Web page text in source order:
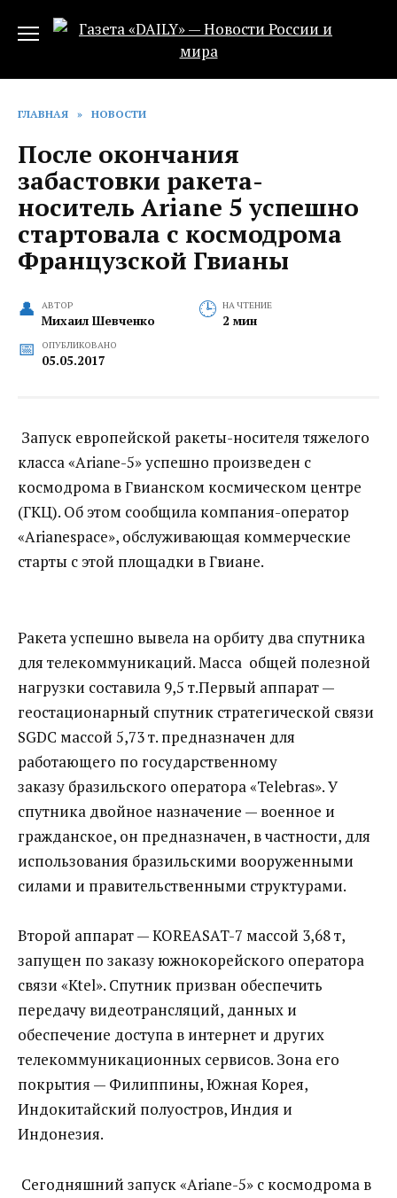
ГЛАВНАЯ » НОВОСТИ
После окончания
забастовки ракета-
носитель Ariane 5 успешно
стартовала с космодрома
Французской Гвианы
АВТОР
Михаил Шевченко
НА ЧТЕНИЕ
2 мин
ОПУБЛИКОВАНО
05.05.2017
Запуск европейской ракеты-носителя тяжелого
класса «Ariane-5» успешно произведен с
космодрома в Гвианском космическом центре
(ГКЦ). Об этом сообщила компания-оператор
«Arianespace», обслуживающая коммерческие
старты с этой площадки в Гвиане.
Ракета успешно вывела на орбиту два спутника
для телекоммуникаций. Масса общей полезной
нагрузки составила 9,5 т.Первый аппарат —
геостационарный спутник стратегической связи
SGDC массой 5,73 т. предназначен для
работающего по государственному
заказу бразильского оператора «Telebras». У
спутника двойное назначение — военное и
гражданское, он предназначен, в частности, для
использования бразильскими вооруженными
силами и правительственными структурами.
Второй аппарат — KOREASAT-7 массой 3,68 т,
запущен по заказу южнокорейского оператора
связи «Ktel». Спутник призван обеспечить
передачу видеотрансляций, данных и
обеспечение доступа в интернет и других
телекоммуникационных сервисов. Зона его
покрытия — Филиппины, Южная Корея,
Индокитайский полуостров, Индия и
Индонезия.
Сегодняшний запуск «Ariane-5» с космодрома в